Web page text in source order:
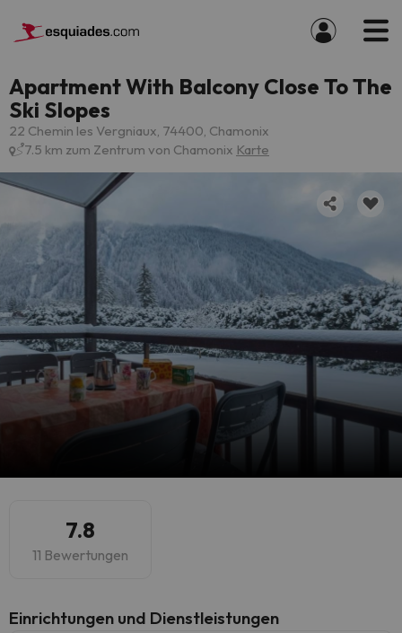
Apartment With Balcony Close To The
Ski Slopes
22 Chemin les Vergniaux, 74400, Chamonix
7.5 km zum Zentrum von Chamonix Karte
7.8
11 Bewertungen
​Einrichtungen und Dienstleistungen